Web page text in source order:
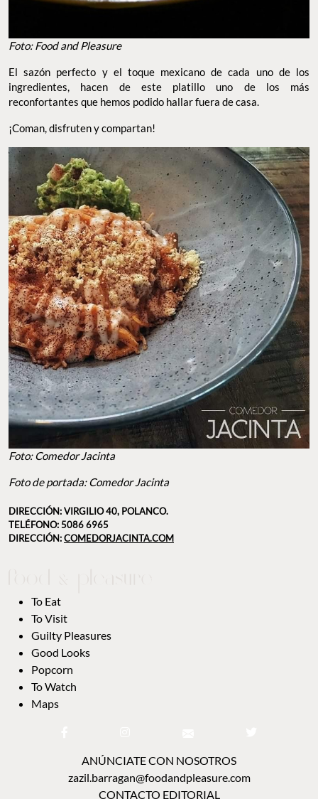
Foto: Food and Pleasure
El sazón perfecto y el toque mexicano de cada uno de los
ingredientes, hacen de este platillo uno de los más
reconfortantes que hemos podido hallar fuera de casa.
¡Coman, disfruten y compartan!
Foto: Comedor Jacinta
Foto de portada: Comedor Jacinta
DIRECCIÓN: VIRGILIO 40, POLANCO.
TELÉFONO:5086 6965
DIRECCIÓN:COMEDORJACINTA.COM
To Eat
To Visit
Guilty Pleasures
Good Looks
Popcorn
To Watch
Maps
ANÚNCIATE CON NOSOTROS
zazil.barragan@foodandpleasure.com
CONTACTO EDITORIAL